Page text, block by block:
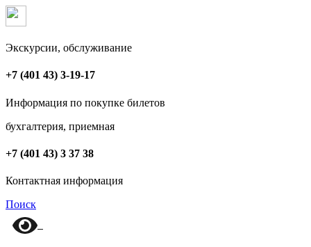
Экскурсии, обслуживание
+7 (401 43) 3-19-17
Информация по покупке билетов
бухгалтерия, приемная
+7 (401 43) 3 37 38
Контактная информация
Поиск